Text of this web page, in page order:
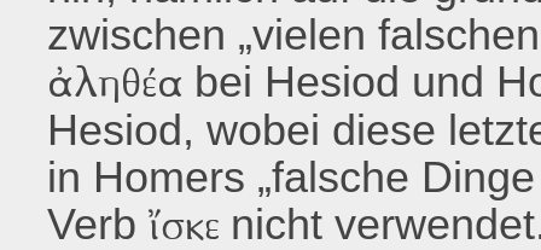
zwischen „vielen
ἀληθέα bei Hesiod und
Hesiod, wobei diese
in Homers „falsche
Verbἴσκε nicht